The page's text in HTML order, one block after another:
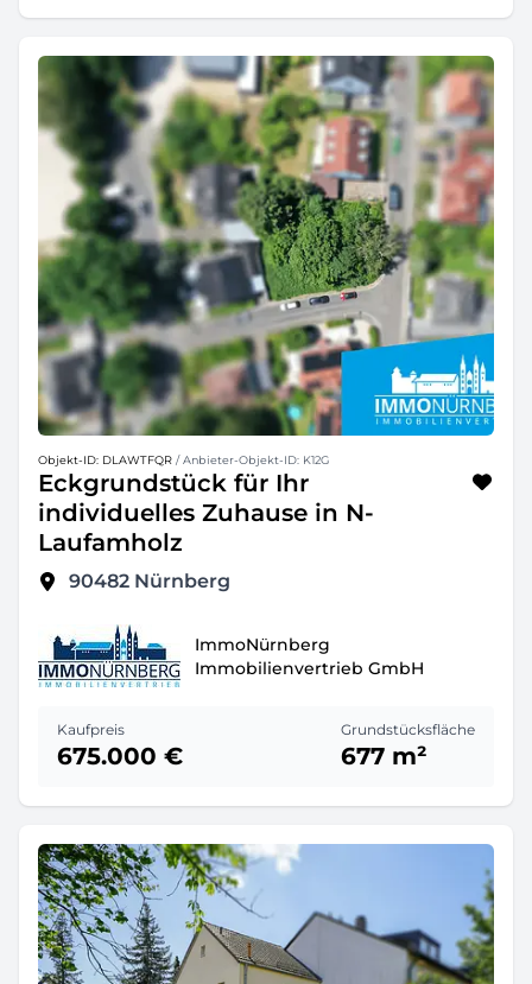
Objekt-ID: DLAWTFQR / Anbieter-Objekt-ID: K12G
Eckgrundstück für Ihr
individuelles Zuhause in N-
Laufamholz
90482 Nürnberg
ImmoNürnberg
Immobilienvertrieb GmbH
Kaufpreis
675.000 €
Grundstücksfläche
677 m²